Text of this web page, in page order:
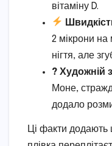
вітаміну D.
2 мікрони на
нігтя, але
? Художній
Моне,
додало
Ці факти додають